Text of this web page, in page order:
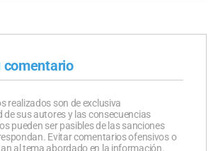
comentario
realizados son de exclusiva
de sus autores y las consecuencias
pueden ser pasibles de las sanciones
Evitar comentarios ofensivos o
al tema abordado en la información.